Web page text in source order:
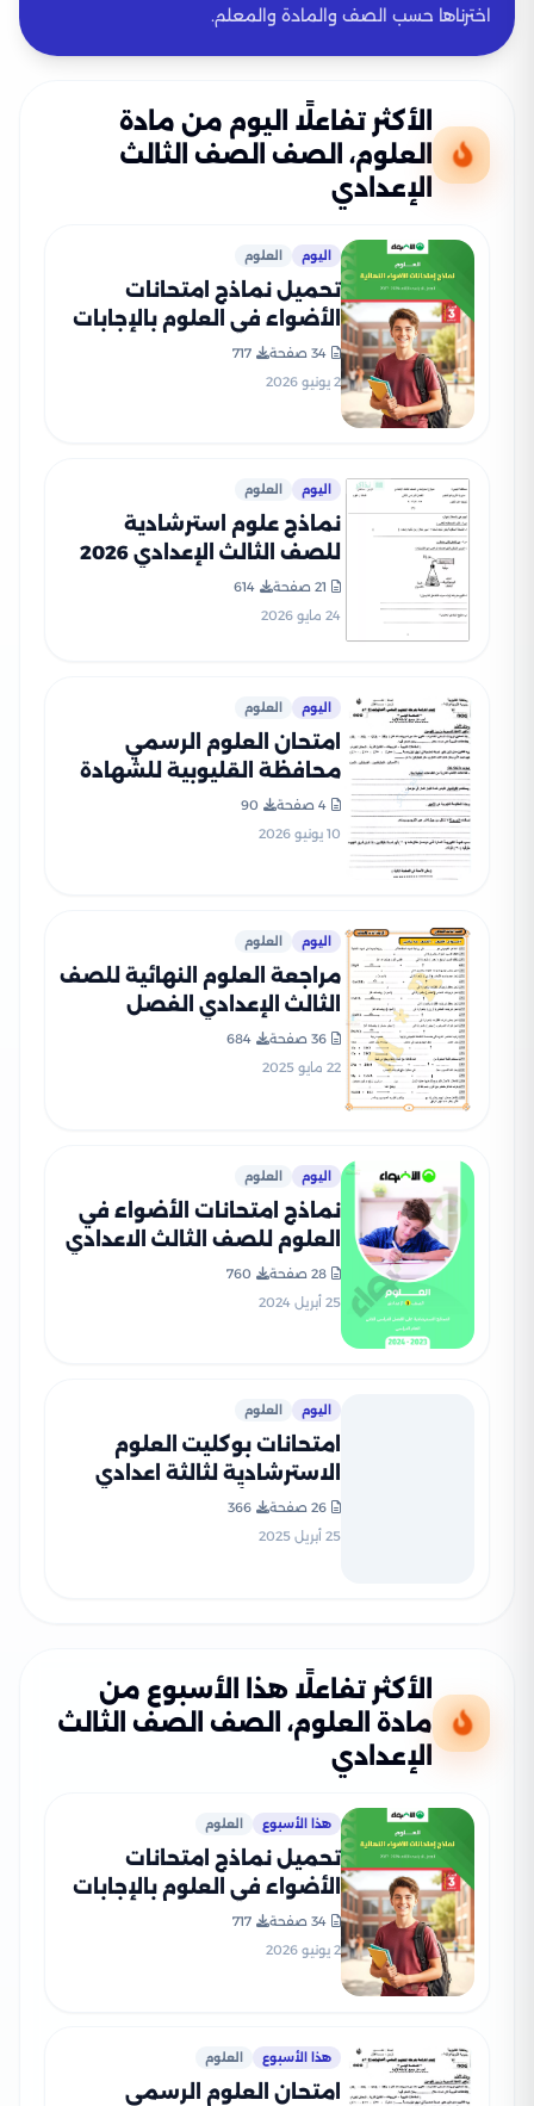
اخترناها حسب الصف والمادة والمعلم.
الأكثر تفاعلًا اليوم من مادة
العلوم، الصف الصف الثالث
الإعدادي
اليوم العلوم
تحميل نماذج امتحانات
الأضواء في العلوم بالإجابات
النموذجية للشهادة الإعدادية
الترم الثاني 2026 PDF
34 صفحة
717
2 يونيو 2026
اليوم العلوم
نماذج علوم استرشادية
للصف الثالث الإعدادي 2026
من توجيه البحيرة للتدريب قبل
الامتحان
21 صفحة
614
24 مايو 2026
اليوم العلوم
امتحان العلوم الرسمي
محافظة القليوبية للشهادة
PDF بعد أداء الامتحان
4 صفحة
90
10 يونيو 2026
اليوم العلوم
مراجعة العلوم النهائية للصف
الثالث الإعدادي الفصل
من سلسلة أنت والعلوم
36 صفحة
684
22 مايو 2025
اليوم العلوم
نماذج امتحانات الأضواء في
العلوم للصف الثالث الاعدادي
الترم الثاني 2024 بصيغة PDF
28 صفحة
760
25 أبريل 2024
اليوم العلوم
امتحانات بوكليت العلوم
الاسترشادية لثالثة اعدادي
بمحافظة أسوان الترم الثاني
2025 بصيغة PDF
26 صفحة
366
25 أبريل 2025
الأكثر تفاعلًا هذا الأسبوع من
مادة العلوم، الصف الصف الثالث
الإعدادي
هذا الأسبوع العلوم
تحميل نماذج امتحانات
الأضواء في العلوم بالإجابات
النموذجية للشهادة الإعدادية
الترم الثاني 2026 PDF
34 صفحة
717
2 يونيو 2026
هذا الأسبوع العلوم
امتحان العلوم الرسمي